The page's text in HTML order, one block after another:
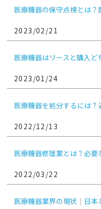
医療機器の保守点検とは
2023/02/21
医療機器はリースと購入
2023/01/24
医療機器を処分するには
2022/12/13
医療機器修理業とは？必
2022/03/22
医療機器業界の現状｜日